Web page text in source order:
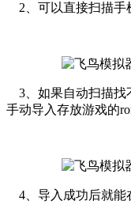
2、可以直接扫描手
3、如果自动扫描找
手动导入存放游戏的
4、导入成功后就能